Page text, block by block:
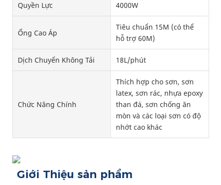
Quyền Lực 4000W
Ống Cao Áp
Tiêu chuẩn 15M (có thể
hỗ trợ 60M)
Dịch Chuyển Không Tải 18L/phút
Chức Năng Chính
Thích hợp cho sơn, sơn
latex, sơn rác, nhựa epoxy
than đá, sơn chống ăn
mòn và các loại sơn có độ
nhớt cao khác
Giới Thiệu sản phẩm